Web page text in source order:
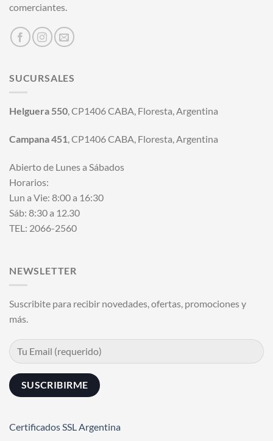
comerciantes.
SUCURSALES
Helguera 550, CP1406 CABA, Floresta, Argentina
Campana 451, CP1406 CABA, Floresta, Argentina
Abierto de Lunes a Sábados
Horarios:
Lun a Vie: 8:00 a 16:30
Sáb: 8:30 a 12.30
TEL: 2066-2560
NEWSLETTER
Suscribite para recibir novedades, ofertas, promociones y
más.
Certificados SSL Argentina